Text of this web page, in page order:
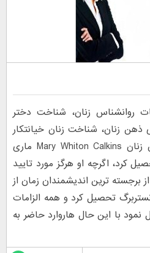
روانشناس زنان، شناخت دختر
ذهن زنان، شناخت زنان خیانتکار
نوشته شده است. روانشناس زنان Mary Whiton Calkins ماری
کرد، اگرچه او هرگز مورد تایید
برجسته ترین اندیشمندان زمان از
تحصیل کرد و همه الزامات
نمود با این حال هاروارد حاضر به